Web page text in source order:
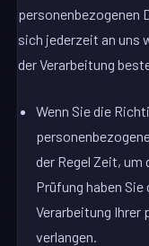
personenbezogenen
sich jederzeit an uns
der Verarbeitung
Wenn Sie die
der Regel Zeit, um
Prüfung haben
Verarbeitung Ihrer
verlangen.